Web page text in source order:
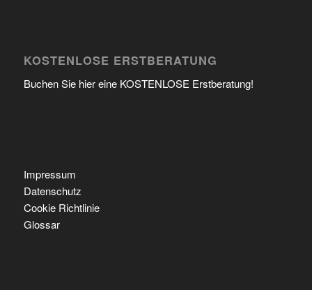
KOSTENLOSE ERSTBERATUNG
Buchen Sie hier eine KOSTENLOSE Erstberatung!
Impressum
Datenschutz
Cookie Richtlinie
Glossar